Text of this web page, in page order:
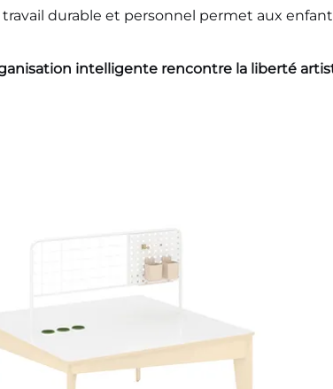
travail durable et personnel permet aux
intelligente rencontre la liberté